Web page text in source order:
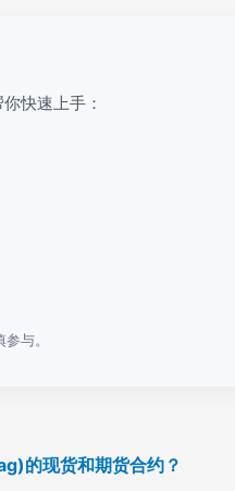
快速上手：
与。
的现货和期货合约？